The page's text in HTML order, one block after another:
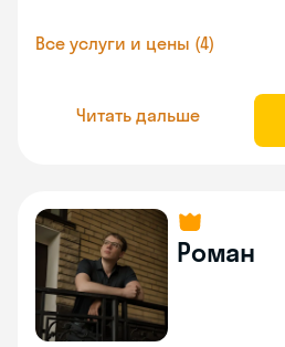
Все услуги и цены (4)
Читать дальше
Роман